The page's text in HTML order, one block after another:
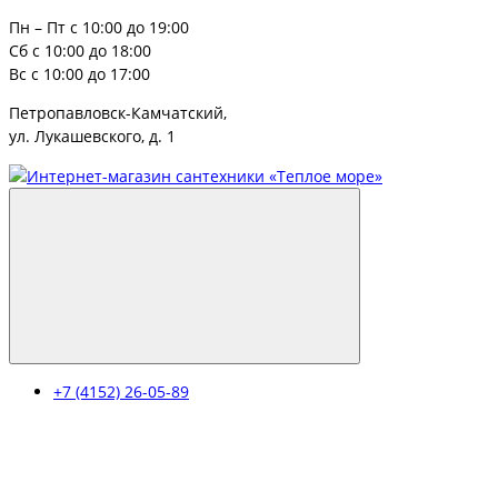
Пн – Пт с 10:00 до 19:00
Сб с 10:00 до 18:00
Вс с 10:00 до 17:00
Петропавловск-Камчатский,
ул. Лукашевского, д. 1
+7 (4152) 26-05-89